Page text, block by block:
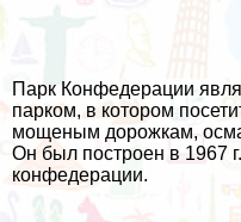
Парк Конфедерации
парком, в котором
мощеным дорожкам,
Он был построен в 1967
конфедерации.